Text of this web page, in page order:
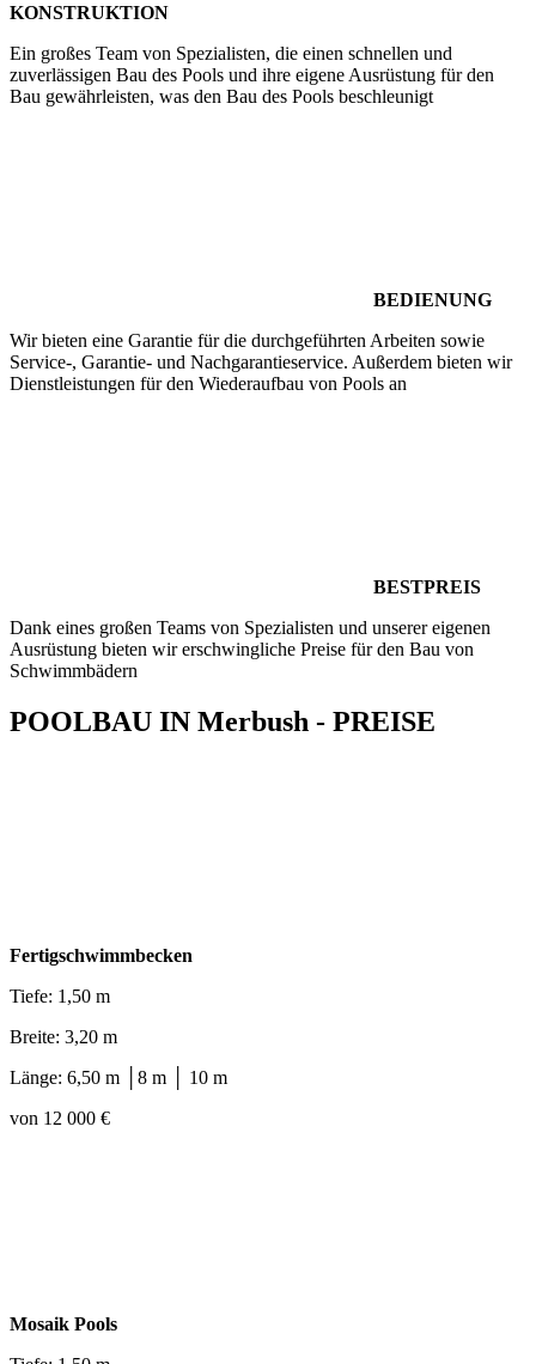
KONSTRUKTION
Ein großes Team von Spezialisten, die einen schnellen und
zuverlässigen Bau des Pools und ihre eigene Ausrüstung für den
Bau gewährleisten, was den Bau des Pools beschleunigt
BEDIENUNG
Wir bieten eine Garantie für die durchgeführten Arbeiten sowie
Service-, Garantie- und Nachgarantieservice. Außerdem bieten wir
Dienstleistungen für den Wiederaufbau von Pools an
BESTPREIS
Dank eines großen Teams von Spezialisten und unserer eigenen
Ausrüstung bieten wir erschwingliche Preise für den Bau von
Schwimmbädern
POOLBAU IN Merbush - PREISE
Fertigschwimmbecken
Tiefe: 1,50 m
Breite: 3,20 m
Länge: 6,50 m │8 m │ 10 m
von 12 000 €
Mosaik Pools